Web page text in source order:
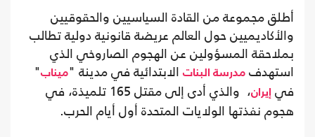
أطلق مجموعة من القادة السياسيين والحقوقيين
والأكاديميين حول العالم عريضة قانونية دولية تطالب
بملاحقة المسؤولين عن الهجوم الصاروخي الذي
استهدف مدرسة البنات الابتدائية في مدينة "ميناب"
في إيران
، والذي أدى إلى مقتل 165 تلميذة، في
هجوم نفذتها الولايات المتحدة أول أيام الحرب.